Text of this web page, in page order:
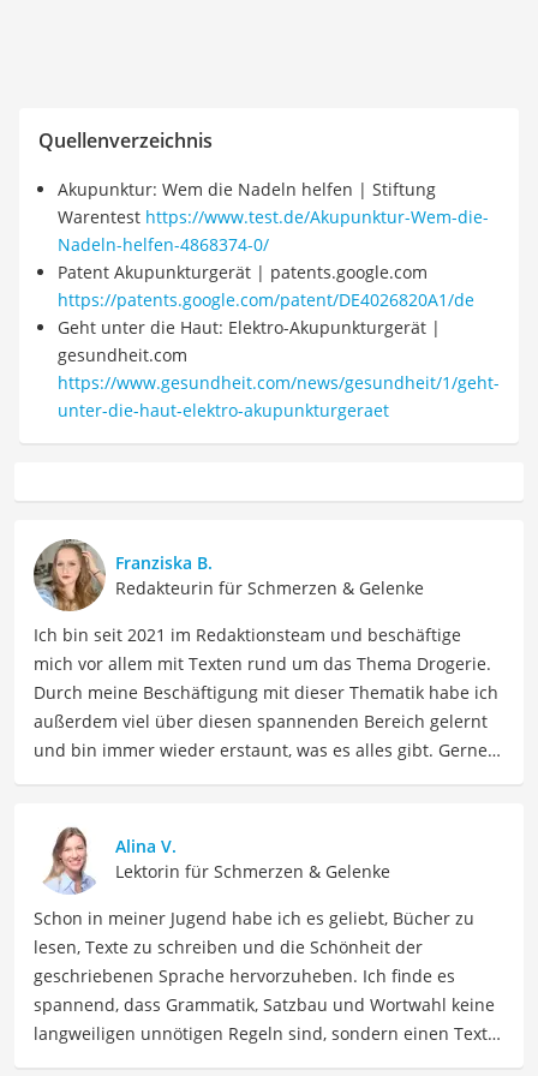
Quellenverzeichnis
Akupunktur: Wem die Nadeln helfen | Stiftung
Warentest https://www.test.de/Akupunktur-Wem-die-
Nadeln-helfen-4868374-0/
Patent Akupunkturgerät | patents.google.com
https://patents.google.com/patent/DE4026820A1/de
Geht unter die Haut: Elektro-Akupunkturgerät |
gesundheit.com
https://www.gesundheit.com/news/gesundheit/1/geht-
unter-die-haut-elektro-akupunkturgeraet
Franziska B.
Redakteurin für Schmerzen & Gelenke
Ich bin seit 2021 im Redaktionsteam und beschäftige
mich vor allem mit Texten rund um das Thema Drogerie.
Durch meine Beschäftigung mit dieser Thematik habe ich
außerdem viel über diesen spannenden Bereich gelernt
und bin immer wieder erstaunt, was es alles gibt. Gerne
über Beauty- sowie Pflegeprodukte, Gesundheitsartikel,
Haushaltswaren und vieles mehr. Meine Beiträge
umfassen Produktvergleiche, Tipps, Trends und
Empfehlungen, um Lesern dabei zu helfen, die besten
Produkte für ihre Bedürfnisse zu finden sowie sowohl ihre
Schönheits- als auch Pflegeroutine zu optimieren.
Der Akupunkturgerät-Vergleich ist aus unserer Sicht
besonders empfehlenswert fürSchmerzpatientenund
Alina V.
Lektorin für Schmerzen & Gelenke
Schon in meiner Jugend habe ich es geliebt, Bücher zu
lesen, Texte zu schreiben und die Schönheit der
geschriebenen Sprache hervorzuheben. Ich finde es
spannend, dass Grammatik, Satzbau und Wortwahl keine
langweiligen unnötigen Regeln sind, sondern einen Text